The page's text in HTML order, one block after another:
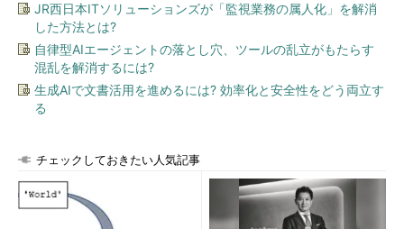
JR西日本ITソリューションズが「監視業務の属人化」を解消
した方法とは?
自律型AIエージェントの落とし穴、ツールの乱立がもたらす
混乱を解消するには?
生成AIで文書活用を進めるには? 効率化と安全性をどう両立す
る
チェックしておきたい人気記事